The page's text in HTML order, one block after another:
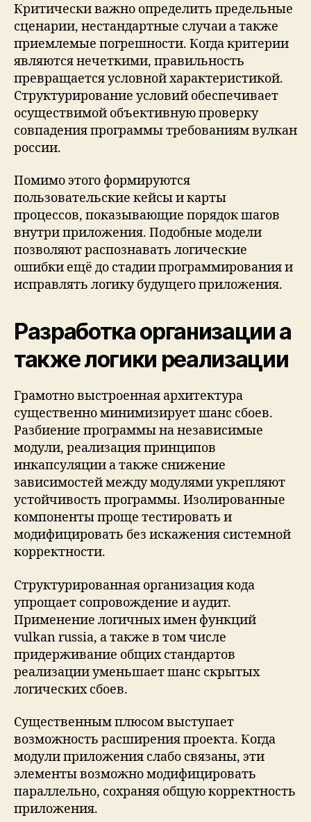
Критически важно определить предельные
сценарии, нестандартные случаи а также
приемлемые погрешности. Когда критерии
являются нечеткими, правильность
превращается условной характеристикой.
Структурирование условий обеспечивает
осуществимой объективную проверку
совпадения программы требованиям вулкан
россии.
Помимо этого формируются
пользовательские кейсы и карты
процессов, показывающие порядок шагов
внутри приложения. Подобные модели
позволяют распознавать логические
ошибки ещё до стадии программирования и
исправлять логику будущего приложения.
Разработка организации а
также логики реализации
Грамотно выстроенная архитектура
существенно минимизирует шанс сбоев.
Разбиение программы на независимые
модули, реализация принципов
инкапсуляции а также снижение
зависимостей между модулями укрепляют
устойчивость программы. Изолированные
компоненты проще тестировать и
модифицировать без искажения системной
корректности.
Структурированная организация кода
упрощает сопровождение и аудит.
Применение логичных имен функций
vulkan russia, а также в том числе
придерживание общих стандартов
реализации уменьшает шанс скрытых
логических сбоев.
Существенным плюсом выступает
возможность расширения проекта. Когда
модули приложения слабо связаны, эти
элементы возможно модифицировать
параллельно, сохраняя общую корректность
приложения.